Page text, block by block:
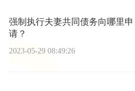
强制执行夫妻共同债务向哪里申
请？
2023-05-29 08:49:26